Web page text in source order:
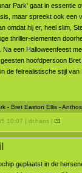
Park' gaat in essentie
maar spreekt ook een
omdat hij er, heel slim,
thriller-elementen
Na een Halloweenfeest
hoofdpersoon Bret
de felrealistische stijl
- Bret Easton Ellis -
10:07 | dr.hans |
geplaatst in de